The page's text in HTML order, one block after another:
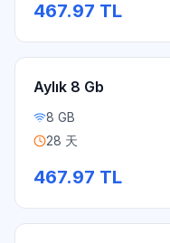
467.97 TL
Aylık 8 Gb
8 GB
28 天
467.97 TL